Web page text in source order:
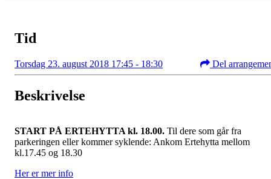
Tid
Torsdag 23. august 2018 17:45 - 18:30 Del
Beskrivelse
START PÅ ERTEHYTTA kl. 18.00. Til dere som går fra
parkeringen eller kommer syklende: Ankom Ertehytta mellom
kl.17.45 og 18.30
Her er mer info